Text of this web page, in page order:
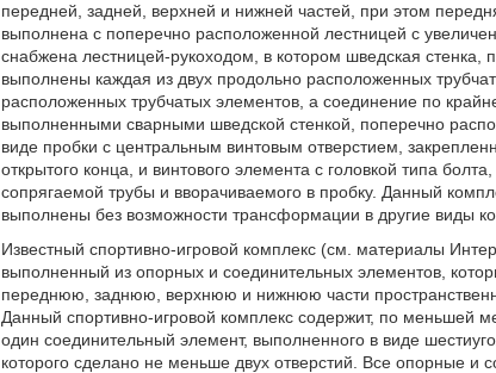
передней, задней, верхней и нижней частей, при этом
выполнена с поперечно расположенной лестницей с
снабжена лестницей-рукоходом, в котором шведская
выполнены каждая из двух продольно расположенных
расположенных трубчатых элементов, а соединение по
выполненными сварными шведской стенкой, поперечно
виде пробки с центральным винтовым отверстием,
открытого конца, и винтового элемента с головкой типа
сопрягаемой трубы и вворачиваемого в пробку. Данный
выполнены без возможности трансформации в другие виды
Известный спортивно-игровой комплекс (см. материалы
выполненный из опорных и соединительных элементов,
переднюю, заднюю, верхнюю и нижнюю части
Данный спортивно-игровой комплекс содержит, по меньшей
один соединительный элемент, выполненного в виде
которого сделано не меньше двух отверстий. Все опорные